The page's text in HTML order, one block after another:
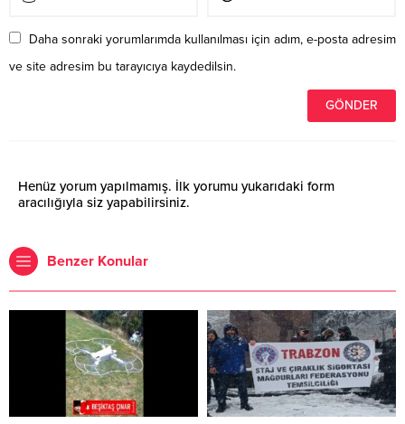
Daha sonraki yorumlarımda kullanılması için adım, e-posta adresim
ve site adresim bu tarayıcıya kaydedilsin.
Henüz yorum yapılmamış. İlk yorumu yukarıdaki form
aracılığıyla siz yapabilirsiniz.
Benzer Konular